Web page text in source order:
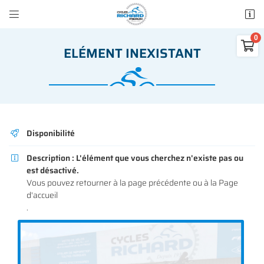
 
01 64 34 07 57

Adresse email de réception
Rafraîchir le captcha
ELÉMENT INEXISTANT
 Disponibilité
 Description : L'élément que vous cherchez n'existe pas ou
est désactivé.
Vous pouvezretourner à la page précédente ou à la Page
d'accueil
.